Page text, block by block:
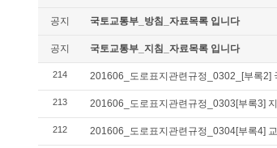
공지 국토교통부_방침_자료목록 입니다
공지 국토교통부_지침_자료목록 입니다
214 201606_도로표지관련규정_0302_[부록2]
213 201606_도로표지관련규정_0303[부록3]
212 201606_도로표지관련규정_0304[부록4]